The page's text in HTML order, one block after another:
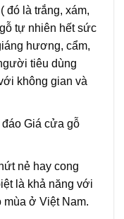
đó là trắng, xám,
tự nhiên hết sức
hương, cẩm,
tiêu dùng
không gian và
đáo Giá cửa gỗ
nẻ hay cong
là khả năng với
mùa ở Việt Nam.